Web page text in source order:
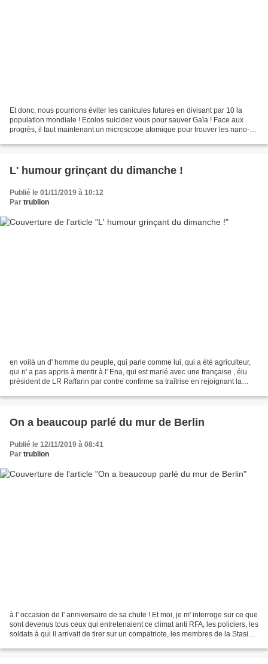
Et donc, nous pourrions éviter les canicules futures en divisant par 10 la
population mondiale ! Ecolos suicidez vous pour sauver Gaïa ! Face aux
progrès, il faut maintenant un microscope atomique pour trouver les nano-
L' humour grinçant du dimanche !
Publié le 01/11/2019 à 10:12
Par trublion
en voilà un d' homme du peuple, qui parle comme lui, qui a été agriculteur,
qui n' a pas appris à mentir à l' Ena, qui est marié avec une française , élu
président de LR Raffarin par contre confirme sa traîtrise en rejoignant la
On a beaucoup parlé du mur de Berlin
Publié le 12/11/2019 à 08:41
Par trublion
à l' occasion de l' anniversaire de sa chute ! Et moi, je m' interroge sur ce que
sont devenus tous ceux qui entretenaient ce climat anti RFA, les policiers, les
soldats à qui il arrivait de tirer sur un compatriote, les membres de la Stasi